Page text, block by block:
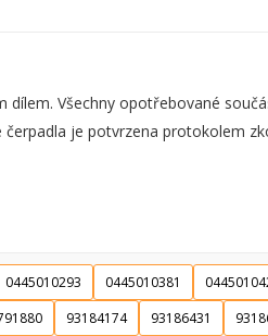
Všechny opotřebované
je potvrzena protokolem
0445010293 0445010381
93184174 93186431